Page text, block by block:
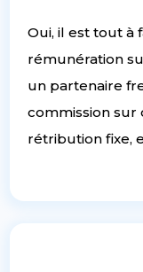
Oui, il est tout à
rémunération
un partenaire
commission sur
rétribution fixe,